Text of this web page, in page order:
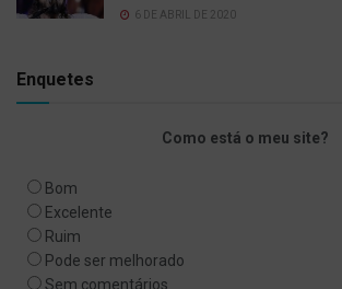
6 DE ABRIL DE 2020
Enquetes
Como está o meu site?
Bom
Excelente
Ruim
Pode ser melhorado
Sem comentários